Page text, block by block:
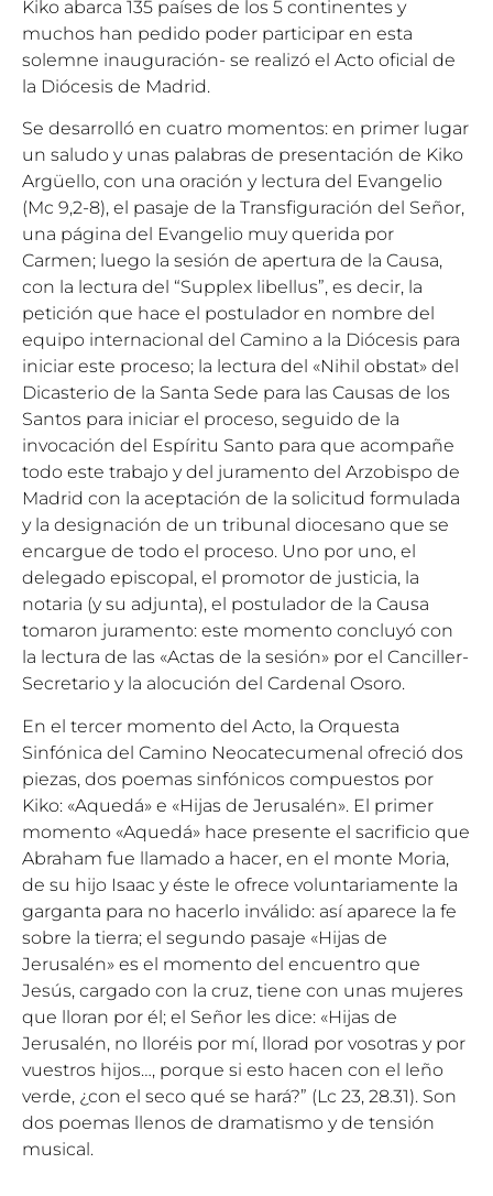
Kiko abarca 135 países de los 5 continentes y
muchos han pedido poder participar en esta
solemne inauguración- se realizó el Acto oficial de
la Diócesis de Madrid.
Se desarrolló en cuatro momentos: en primer lugar
un saludo y unas palabras de presentación de Kiko
Argüello, con una oración y lectura del Evangelio
(Mc 9,2-8), el pasaje de la Transfiguración del Señor,
una página del Evangelio muy querida por
Carmen; luego la sesión de apertura de la Causa,
con la lectura del “Supplex libellus”, es decir, la
petición que hace el postulador en nombre del
equipo internacional del Camino a la Diócesis para
iniciar este proceso; la lectura del «Nihil obstat» del
Dicasterio de la Santa Sede para las Causas de los
Santos para iniciar el proceso, seguido de la
invocación del Espíritu Santo para que acompañe
todo este trabajo y del juramento del Arzobispo de
Madrid con la aceptación de la solicitud formulada
y la designación de un tribunal diocesano que se
encargue de todo el proceso. Uno por uno, el
delegado episcopal, el promotor de justicia, la
notaria (y su adjunta), el postulador de la Causa
tomaron juramento: este momento concluyó con
la lectura de las «Actas de la sesión» por el Canciller-
Secretario y la alocución del Cardenal Osoro.
En el tercer momento del Acto, la Orquesta
Sinfónica del Camino Neocatecumenal ofreció dos
piezas, dos poemas sinfónicos compuestos por
Kiko: «Aquedá» e «Hijas de Jerusalén». El primer
momento «Aquedá» hace presente el sacrificio que
Abraham fue llamado a hacer, en el monte Moria,
de su hijo Isaac y éste le ofrece voluntariamente la
garganta para no hacerlo inválido: así aparece la fe
sobre la tierra; el segundo pasaje «Hijas de
Jerusalén» es el momento del encuentro que
Jesús, cargado con la cruz, tiene con unas mujeres
que lloran por él; el Señor les dice: «Hijas de
Jerusalén, no lloréis por mí, llorad por vosotras y por
vuestros hijos…, porque si esto hacen con el leño
verde, ¿con el seco qué se hará?” (Lc 23, 28.31). Son
dos poemas llenos de dramatismo y de tensión
musical.